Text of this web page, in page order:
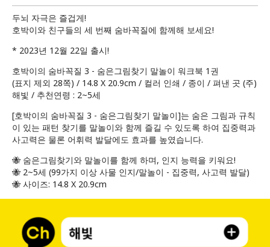
두뇌 자극은 즐겁게!
호박이와 친구들의 세 번째 숨바꼭질에 함께해 보세요!
* 2023년 12월 22일 출시!
호박이의 숨바꼭질 3 - 숨은그림찾기 말놀이 워크북 1권
(표지 제외 28쪽) / 14.8 X 20.9cm / 컬러 인쇄 / 종이 / 펴낸 곳 (주)
해빛 / 추천연령 : 2~5세
[호박이의 숨바꼭질 3 - 숨은그림찾기 말놀이]는 숨은 그림과 규칙
이 있는 패턴 찾기를 말놀이와 함께 즐길 수 있도록 하여 집중력과
사고력은 물론 어휘력 발달에도 효과를 높였습니다.
🐝 숨은그림찾기와 말놀이를 함께 하며, 인지 능력을 키워요!
🐝 2~5세 (99가지 이상 사물 인지/말놀이 - 집중력, 사고력 발달)
🐝 사이즈: 14.8 X 20.9cm